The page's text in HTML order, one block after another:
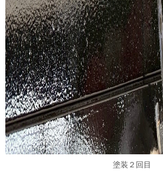
塗装２回目